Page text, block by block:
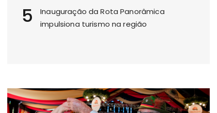
5
Inauguração da Rota Panorâmica
impulsiona turismo na região